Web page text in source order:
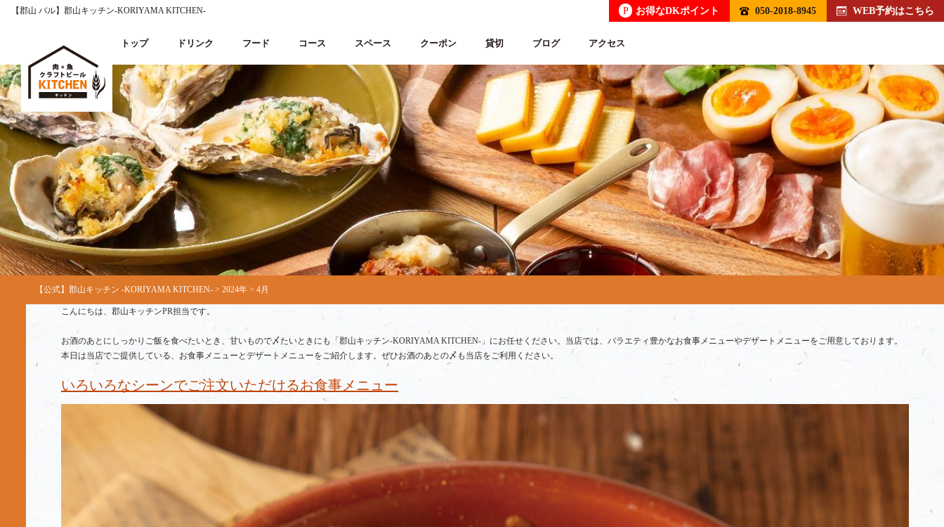
【郡山 バル】郡山キッチン-KORIYAMA KITCHEN- P お得なDKポイント 050-2018-8945 WEB予約はこちら
トップ ドリンク フード コース スペース クーポン 貸切 ブログ アクセス
【公式】郡山キッチン -KORIYAMA KITCHEN- > 2024年 > 4月
こんにちは、郡山キッチンPR担当です。
お酒のあとにしっかりご飯を食べたいとき、甘いもので〆たいときにも「郡山キッチン-KORIYAMA KITCHEN-」にお任せください。当店では、バラエティ豊かなお食事メニューやデザートメニューをご用意しております。
本日は当店でご提供している、お食事メニューとデザートメニューをご紹介します。ぜひお酒のあとの〆も当店をご利用ください。
いろいろなシーンでご注文いただけるお食事メニュー